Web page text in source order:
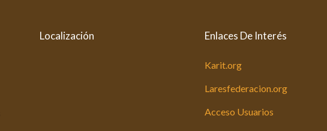
Localización Enlaces De Interés
Karit.org
Laresfederacion.org
Acceso Usuarios